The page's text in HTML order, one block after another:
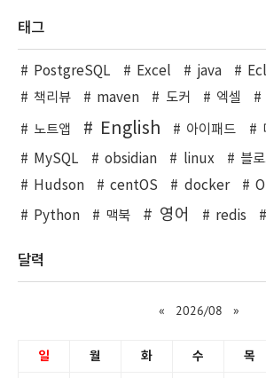
태그
PostgreSQL Excel java
책리뷰
maven 도커 엑셀
노트앱 English 아이패드
MySQL
obsidian linux 블
Hudson
centOS docker
Python
맥북 영어 redis
달력
« 2026/08 »
일 월 화 수 목